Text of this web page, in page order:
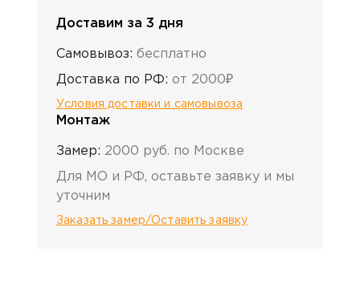
Доставим за 3 дня
Самовывоз: бесплатно
Доставка по РФ: от 2000₽
Условия доставки и самовывоза
Монтаж
Замер: 2000 руб. по Москве
Для МО и РФ, оставьте заявку и мы
уточним
Заказать замер/Оставить заявку